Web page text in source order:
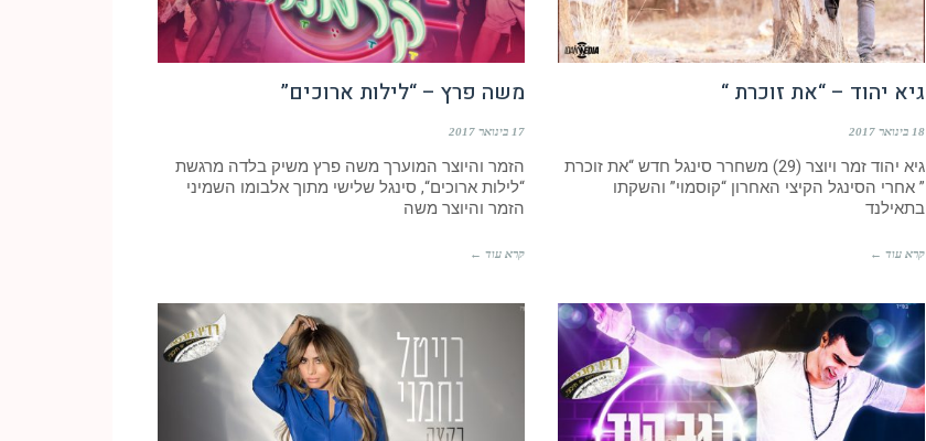
גיא יהוד – “את זוכרת “
18 בינואר 2017
גיא יהוד זמר ויוצר (29) משחרר סינגל חדש “את זוכרת
” אחרי הסינגל הקיצי האחרון “קוסמוי” והשקתו
בתאילנד
קרא עוד ←
משה פרץ – “לילות ארוכים”
17 בינואר 2017
הזמר והיוצר המוערך משה פרץ משיק בלדה מרגשת
“לילות ארוכים“, סינגל שלישי מתוך אלבומו השמיני
הזמר והיוצר משה
קרא עוד ←